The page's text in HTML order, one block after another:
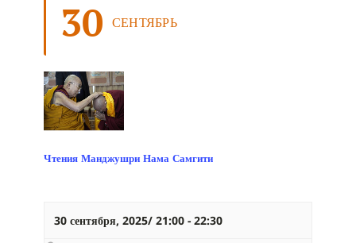
30 СЕНТЯБРЬ
Чтения Манджушри Нама Самгити
30 сентября, 2025/ 21:00 - 22:30